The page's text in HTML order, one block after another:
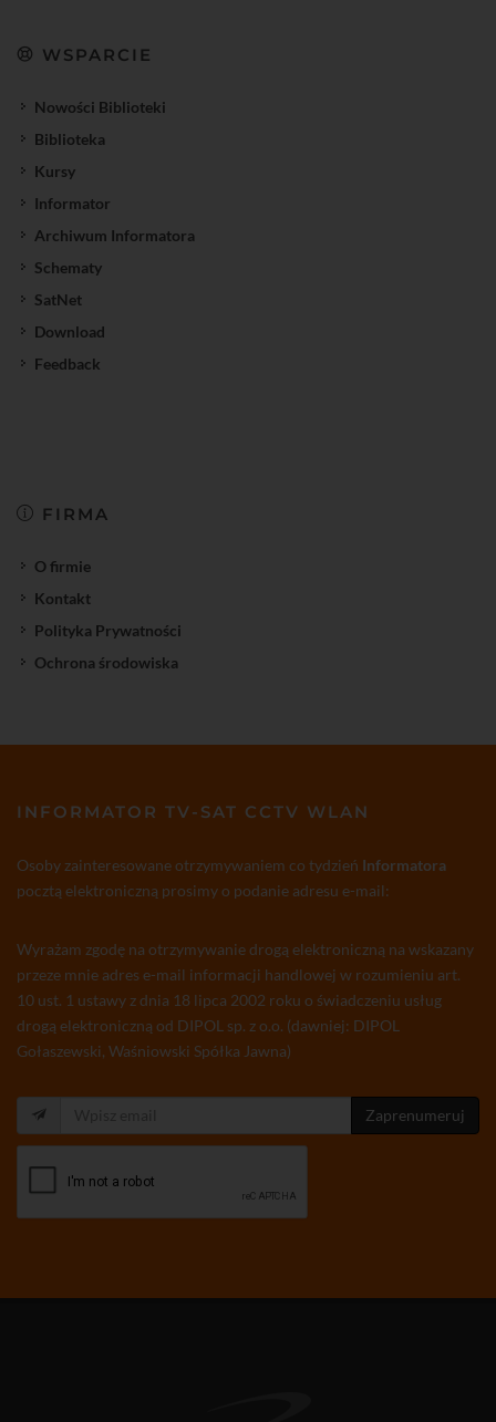
WSPARCIE
Nowości Biblioteki
Biblioteka
Kursy
Informator
Archiwum Informatora
Schematy
SatNet
Download
Feedback
FIRMA
O firmie
Kontakt
Polityka Prywatności
Ochrona środowiska
INFORMATOR TV-SAT CCTV WLAN
Osoby zainteresowane otrzymywaniem co tydzień Informatora
pocztą elektroniczną prosimy o podanie adresu e-mail:
Wyrażam zgodę na otrzymywanie drogą elektroniczną na wskazany
przeze mnie adres e-mail informacji handlowej w rozumieniu art.
10 ust. 1 ustawy z dnia 18 lipca 2002 roku o świadczeniu usług
drogą elektroniczną od DIPOL sp. z o.o. (dawniej: DIPOL
Gołaszewski, Waśniowski Spółka Jawna)
Zaprenumeruj